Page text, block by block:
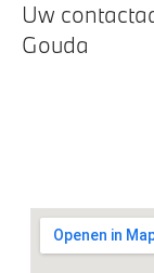
Automatische
Comfort
Cruise control
Uw
Gouda